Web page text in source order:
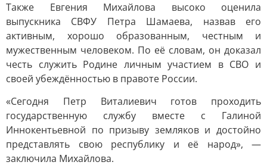
Также Евгения Михайлова высоко оценила
выпускника СВФУ Петра Шамаева, назвав его
активным, хорошо образованным, честным и
мужественным человеком. По её словам, он доказал
честь служить Родине личным участием в СВО и
своей убеждённостью в правоте России.
«Сегодня Петр Виталиевич готов проходить
государственную службу вместе с Галиной
Иннокентьевной по призыву земляков и достойно
представлять свою республику и её народ», —
заключила Михайлова.